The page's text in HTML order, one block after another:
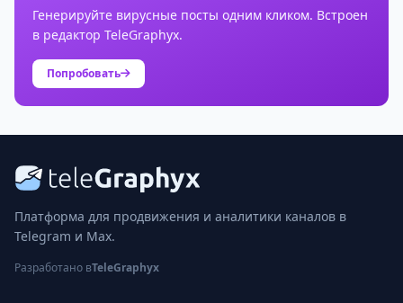
Генерируйте вирусные посты одним кликом. Встроен
в редактор TeleGraphyx.
Попробовать
Платформа для продвижения и аналитики каналов в
Telegram и Max.
Разработано вTeleGraphyx